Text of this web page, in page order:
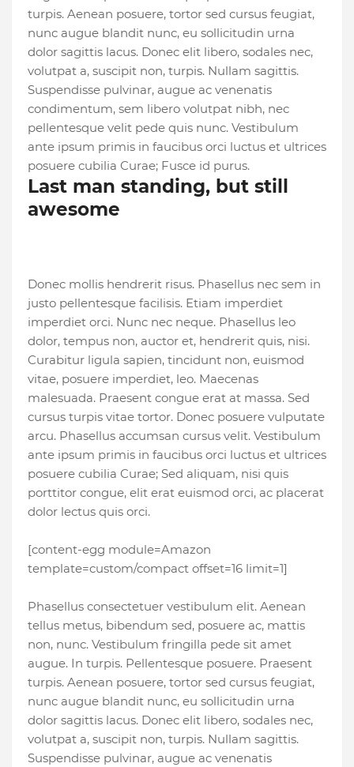
turpis. Aenean posuere, tortor sed cursus feugiat,
nunc augue blandit nunc, eu sollicitudin urna
dolor sagittis lacus. Donec elit libero, sodales nec,
volutpat a, suscipit non, turpis. Nullam sagittis.
Suspendisse pulvinar, augue ac venenatis
condimentum, sem libero volutpat nibh, nec
pellentesque velit pede quis nunc. Vestibulum
ante ipsum primis in faucibus orci luctus et ultrices
posuere cubilia Curae; Fusce id purus.
Last man standing, but still
awesome
Donec mollis hendrerit risus. Phasellus nec sem in
justo pellentesque facilisis. Etiam imperdiet
imperdiet orci. Nunc nec neque. Phasellus leo
dolor, tempus non, auctor et, hendrerit quis, nisi.
Curabitur ligula sapien, tincidunt non, euismod
vitae, posuere imperdiet, leo. Maecenas
malesuada. Praesent congue erat at massa. Sed
cursus turpis vitae tortor. Donec posuere vulputate
arcu. Phasellus accumsan cursus velit. Vestibulum
ante ipsum primis in faucibus orci luctus et ultrices
posuere cubilia Curae; Sed aliquam, nisi quis
porttitor congue, elit erat euismod orci, ac placerat
dolor lectus quis orci.
[content-egg module=Amazon
template=custom/compact offset=16 limit=1]
Phasellus consectetuer vestibulum elit. Aenean
tellus metus, bibendum sed, posuere ac, mattis
non, nunc. Vestibulum fringilla pede sit amet
augue. In turpis. Pellentesque posuere. Praesent
turpis. Aenean posuere, tortor sed cursus feugiat,
nunc augue blandit nunc, eu sollicitudin urna
dolor sagittis lacus. Donec elit libero, sodales nec,
volutpat a, suscipit non, turpis. Nullam sagittis.
Suspendisse pulvinar, augue ac venenatis